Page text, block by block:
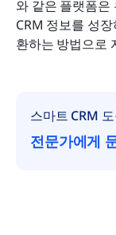
와 같은 플랫폼은
CRM 정보를 성
환하는 방법으로
스마트 CRM
전문가에게